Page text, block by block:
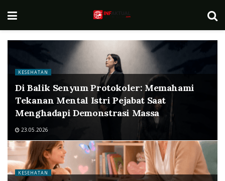
KESEHATAN
Di Balik Senyum Protokoler: Memahami
Tekanan Mental Istri Pejabat Saat
Menghadapi Demonstrasi Massa
23.05.2026
KESEHATAN